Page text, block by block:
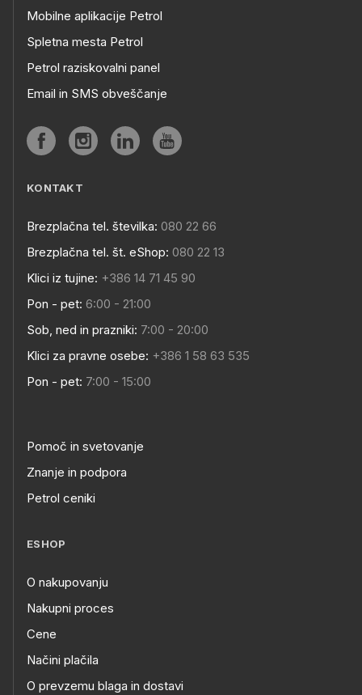
Mobilne aplikacije Petrol
Spletna mesta Petrol
Petrol raziskovalni panel
Email in SMS obveščanje
KONTAKT
Brezplačna tel. številka: 080 22 66
Brezplačna tel. št. eShop: 080 22 13
Klici iz tujine: +386 14 71 45 90
Pon - pet: 6:00 - 21:00
Sob, ned in prazniki: 7:00 - 20:00
Klici za pravne osebe: +386 1 58 63 535
Pon - pet: 7:00 - 15:00
Pomoč in svetovanje
Znanje in podpora
Petrol ceniki
ESHOP
O nakupovanju
Nakupni proces
Cene
Načini plačila
O prevzemu blaga in dostavi